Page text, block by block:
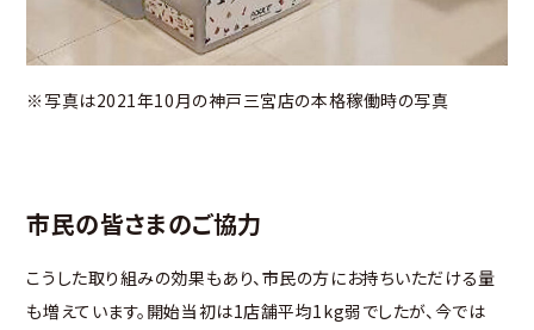
※写真は2021年10月の神戸三宮店の本格稼働時の写真
市民の皆さまのご協力
こうした取り組みの効果もあり、市民の方にお持ちいただける量
も増えています。開始当初は1店舗平均1kg弱でしたが、今では